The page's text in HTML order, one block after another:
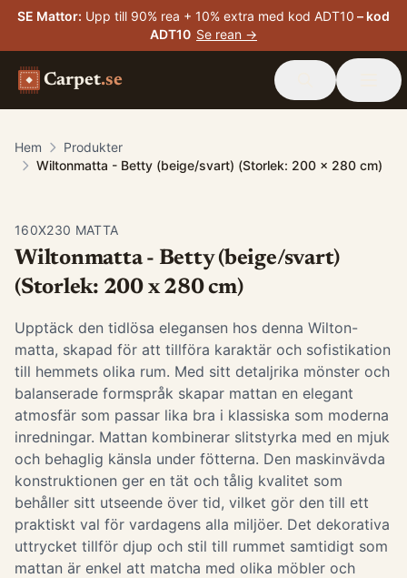
SE Mattor: Upp till 90% rea + 10% extra med kod ADT10 – kod
ADT10 Se rean →
Carpet.se
Hem
Produkter
Wiltonmatta - Betty (beige/svart) (Storlek: 200 x 280 cm)
160X230 MATTA
Wiltonmatta - Betty (beige/svart)
(Storlek: 200 x 280 cm)
Upptäck den tidlösa elegansen hos denna Wilton-
matta, skapad för att tillföra karaktär och sofistikation
till hemmets olika rum. Med sitt detaljrika mönster och
balanserade formspråk skapar mattan en elegant
atmosfär som passar lika bra i klassiska som moderna
inredningar. Mattan kombinerar slitstyrka med en mjuk
och behaglig känsla under fötterna. Den maskinvävda
konstruktionen ger en tät och tålig kvalitet som
behåller sitt utseende över tid, vilket gör den till ett
praktiskt val för vardagens alla miljöer. Det dekorativa
uttrycket tillför djup och stil till rummet samtidigt som
mattan är enkel att matcha med olika möbler och